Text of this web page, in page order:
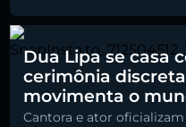
Dua Lipa se casa
cerimônia
movimenta o
Cantora e ator